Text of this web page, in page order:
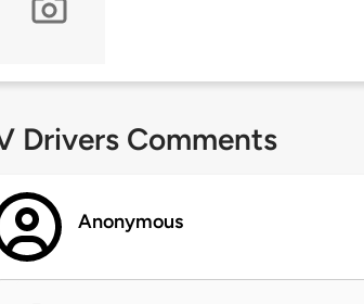
Drivers Comments
Anonymous